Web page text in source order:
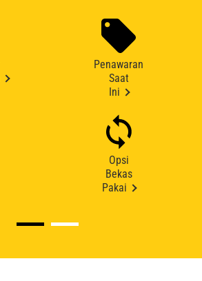
Penawaran
Saat
Ini
Opsi
Bekas
Pakai